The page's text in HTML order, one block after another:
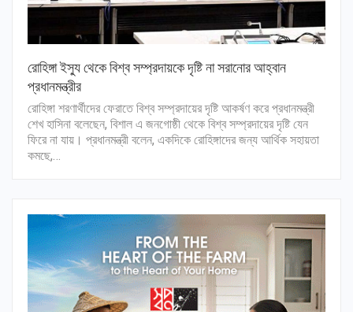
রোহিঙ্গা ইস্যু থেকে বিশ্ব সম্প্রদায়কে দৃষ্টি না সরানোর আহ্বান
প্রধানমন্ত্রীর
রোহিঙ্গা শরণার্থীদের ফেরাতে বিশ্ব সম্প্রদায়ের দৃষ্টি আকর্ষণ করে প্রধানমন্ত্রী
শেখ হাসিনা বলেছেন, বিশাল এ জনগোষ্ঠী‌ থেকে বিশ্ব সম্প্রদায়ের দৃষ্টি যেন
ফিরে না‌ যায়। প্রধানমন্ত্রী বলেন, একদিকে রোহিঙ্গাদের জন্য আর্থিক সহায়তা
কমছে,…